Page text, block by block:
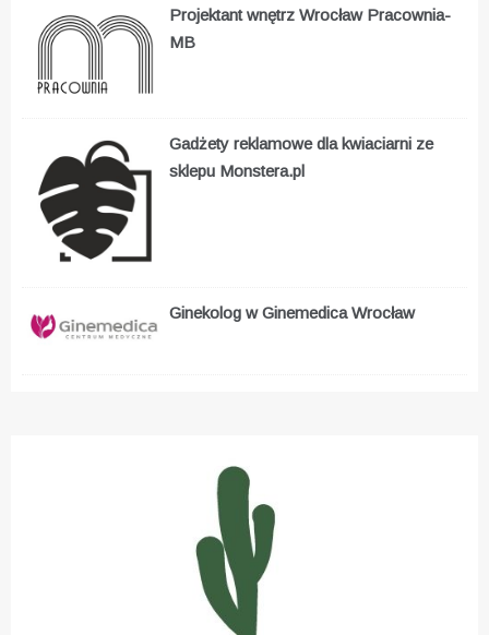
Projektant wnętrz Wrocław Pracownia-
MB
Gadżety reklamowe dla kwiaciarni ze
sklepu Monstera.pl
Ginekolog w Ginemedica Wrocław